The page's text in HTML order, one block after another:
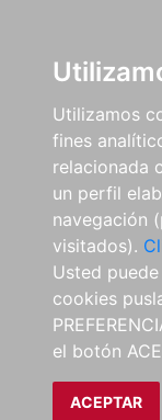
Utilizamos
fines
relacionada
un perfil
navegación
visitados).
Usted
cookies
el botón
ACEPTAR